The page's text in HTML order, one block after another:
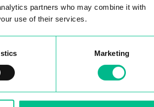
partners who may combine it with
use of their services.
Marketing